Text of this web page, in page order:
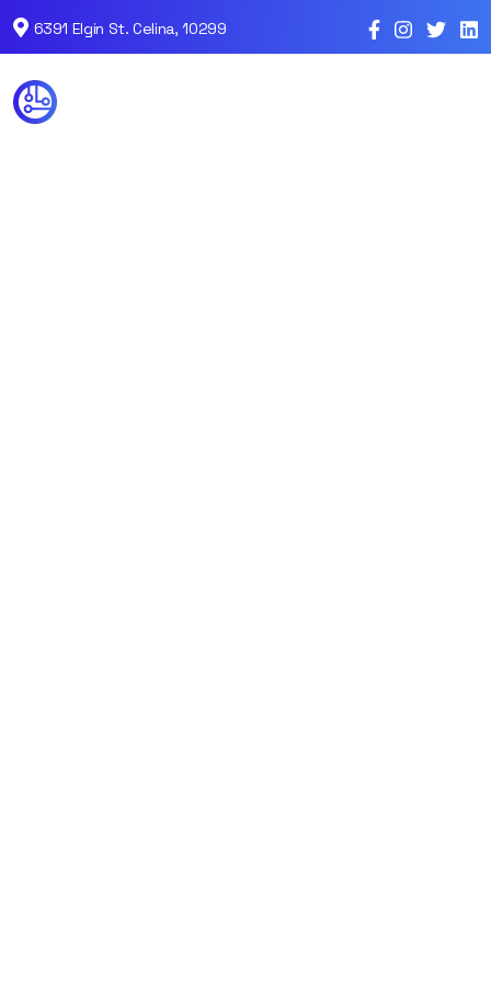
6391 Elgin St. Celina, 10299